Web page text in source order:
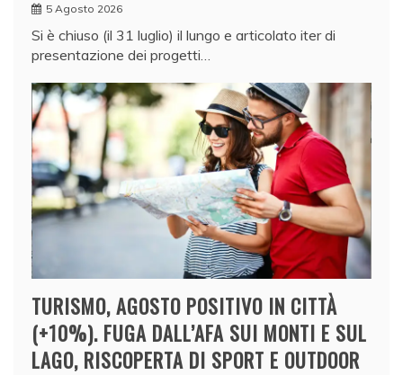
5 Agosto 2026
Si è chiuso (il 31 luglio) il lungo e articolato iter di
presentazione dei progetti…
TURISMO, AGOSTO POSITIVO IN CITTÀ
(+10%). FUGA DALL’AFA SUI MONTI E SUL
LAGO, RISCOPERTA DI SPORT E OUTDOOR